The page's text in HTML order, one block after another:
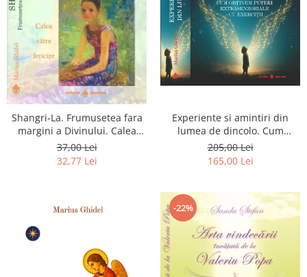
Shangri-La. Frumusetea fara
margini a Divinului. Calea
catre fericire
37,00 Lei
32,77 Lei
Experiente si amintiri din
lumea de dincolo. Cum
obtinem puteri
extrasenzoriale - cu exercitii
205,00 Lei
165,00 Lei
-22%